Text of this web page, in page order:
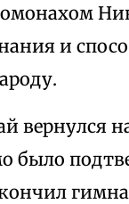
и
вернулся
было